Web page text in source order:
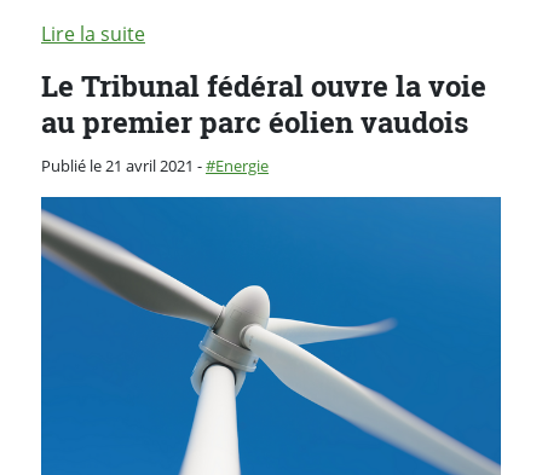
Lire la suite
Le Tribunal fédéral ouvre la voie
au premier parc éolien vaudois
Publié le 21 avril 2021 -Catégorie :
Energie